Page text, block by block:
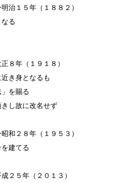
治１５年（１８８２）
る
８年（１９１８）
き身となるも
を賜る
し故に改名せず
和２８年（１９５３）
建てる
２５年（２０１３）